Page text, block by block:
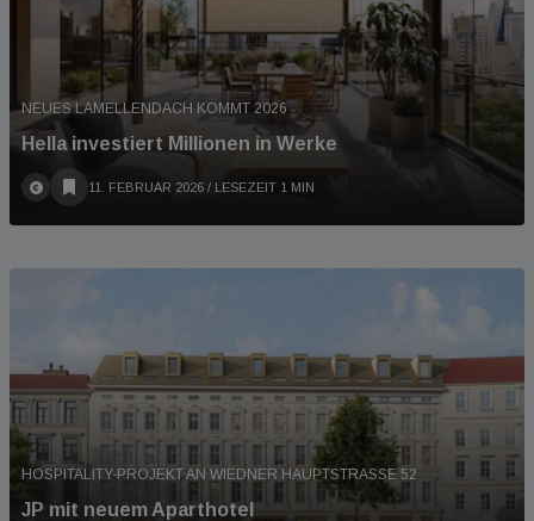
NEUES LAMELLENDACH KOMMT 2026
Hella investiert Millionen in Werke
11. FEBRUAR 2026 / LESEZEIT 1 MIN
HOSPITALITY-PROJEKT AN WIEDNER HAUPTSTRASSE 52
JP mit neuem Aparthotel